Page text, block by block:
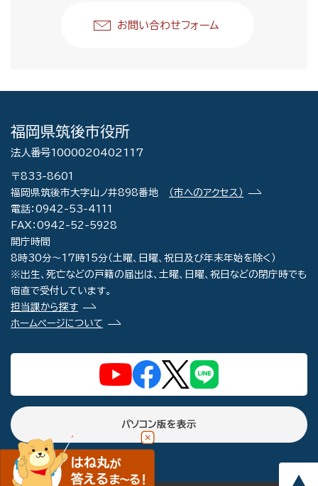
お問い合わせフォーム
福岡県筑後市役所
法人番号1000020402117
〒833-8601
福岡県筑後市大字山ノ井898番地
（市へのアクセス）
電話：0942-53-4111
FAX：0942-52-5928
開庁時間
8時30分～17時15分（土曜、日曜、祝日及び年末年始を除く）
※出生、死亡などの戸籍の届出は、土曜、日曜、祝日などの閉庁時でも
宿直で受付しています。
担当課から探す
ホームページについて
パソコン版を表示